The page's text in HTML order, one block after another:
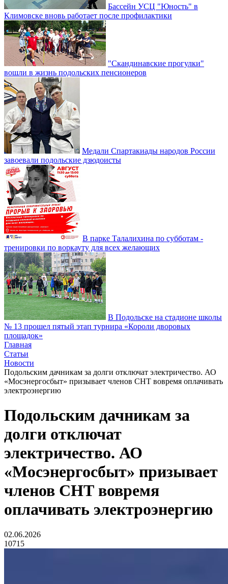
Бассейн УСЦ "Юность" в
Климовске вновь работает после профилактики
"Скандинавские прогулки"
вошли в жизнь подольских пенсионеров
Медали Спартакиады народов России
завоевали подольские дзюдоисты
В парке Талалихина по субботам -
тренировки по воркауту для всех желающих
В Подольске на стадионе школы
№ 13 прошел пятый этап турнира «Короли дворовых
площадок»
Главная
Статьи
Новости
Подольским дачникам за долги отключат электричество. АО
«Мосэнергосбыт» призывает членов СНТ вовремя оплачивать
электроэнергию
Подольским дачникам за
долги отключат
электричество. АО
«Мосэнергосбыт» призывает
членов СНТ вовремя
оплачивать электроэнергию
02.06.2026
10715